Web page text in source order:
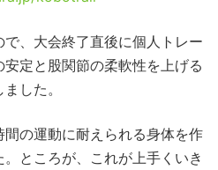
、大会終了直後に個人トレー
定と股関節の柔軟性を上げる
した。
の運動に耐えられる身体を作
ところが、これが上手くいき